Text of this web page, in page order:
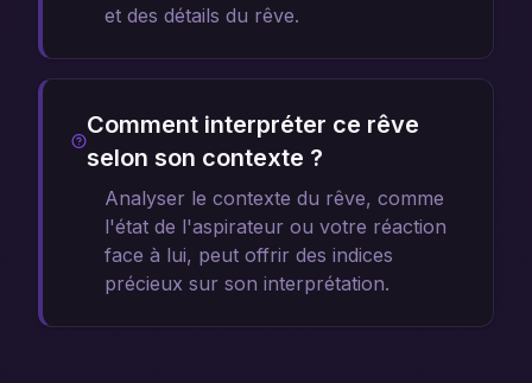
et des détails du rêve.
Comment interpréter ce rêve
selon son contexte ?
Analyser le contexte du rêve, comme
l'état de l'aspirateur ou votre réaction
face à lui, peut offrir des indices
précieux sur son interprétation.